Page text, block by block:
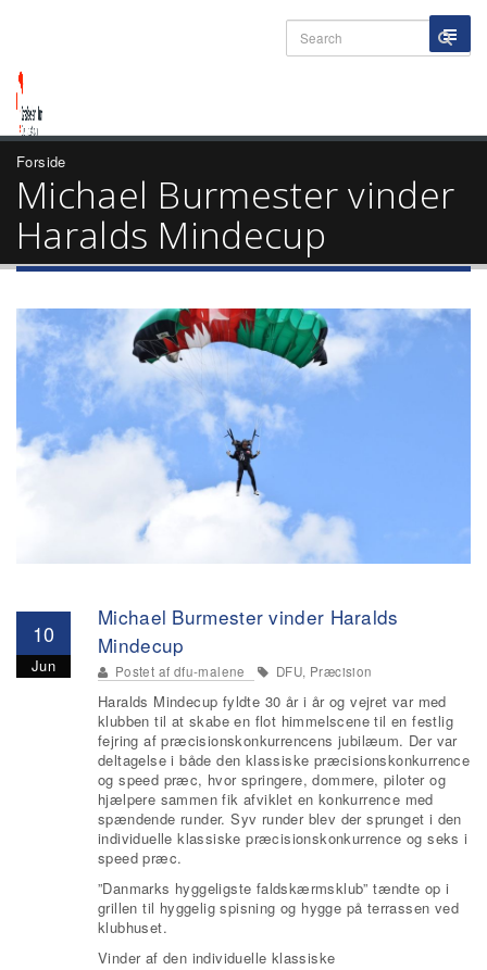
Forside
Michael Burmester vinder
Haralds Mindecup
10
Jun
Michael Burmester vinder Haralds
Mindecup
Postet af dfu-malene DFU, Præcision
Haralds Mindecup fyldte 30 år i år og vejret var med
klubben til at skabe en flot himmelscene til en festlig
fejring af præcisionskonkurrencens jubilæum. Der var
deltagelse i både den klassiske præcisionskonkurrence
og speed præc, hvor springere, dommere, piloter og
hjælpere sammen fik afviklet en konkurrence med
spændende runder. Syv runder blev der sprunget i den
individuelle klassiske præcisionskonkurrence og seks i
speed præc.
”Danmarks hyggeligste faldskærmsklub” tændte op i
grillen til hyggelig spisning og hygge på terrassen ved
klubhuset.
Vinder af den individuelle klassiske